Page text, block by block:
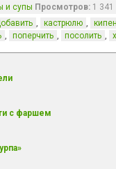
и супы Просмотров: 1 341
, кастрюлю ,
, поперчить , посолить ,
с фаршем